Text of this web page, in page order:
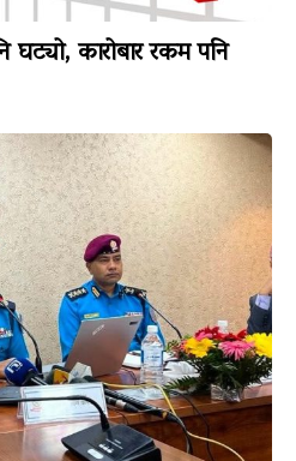
घट्यो, कारोबार रकम पनि